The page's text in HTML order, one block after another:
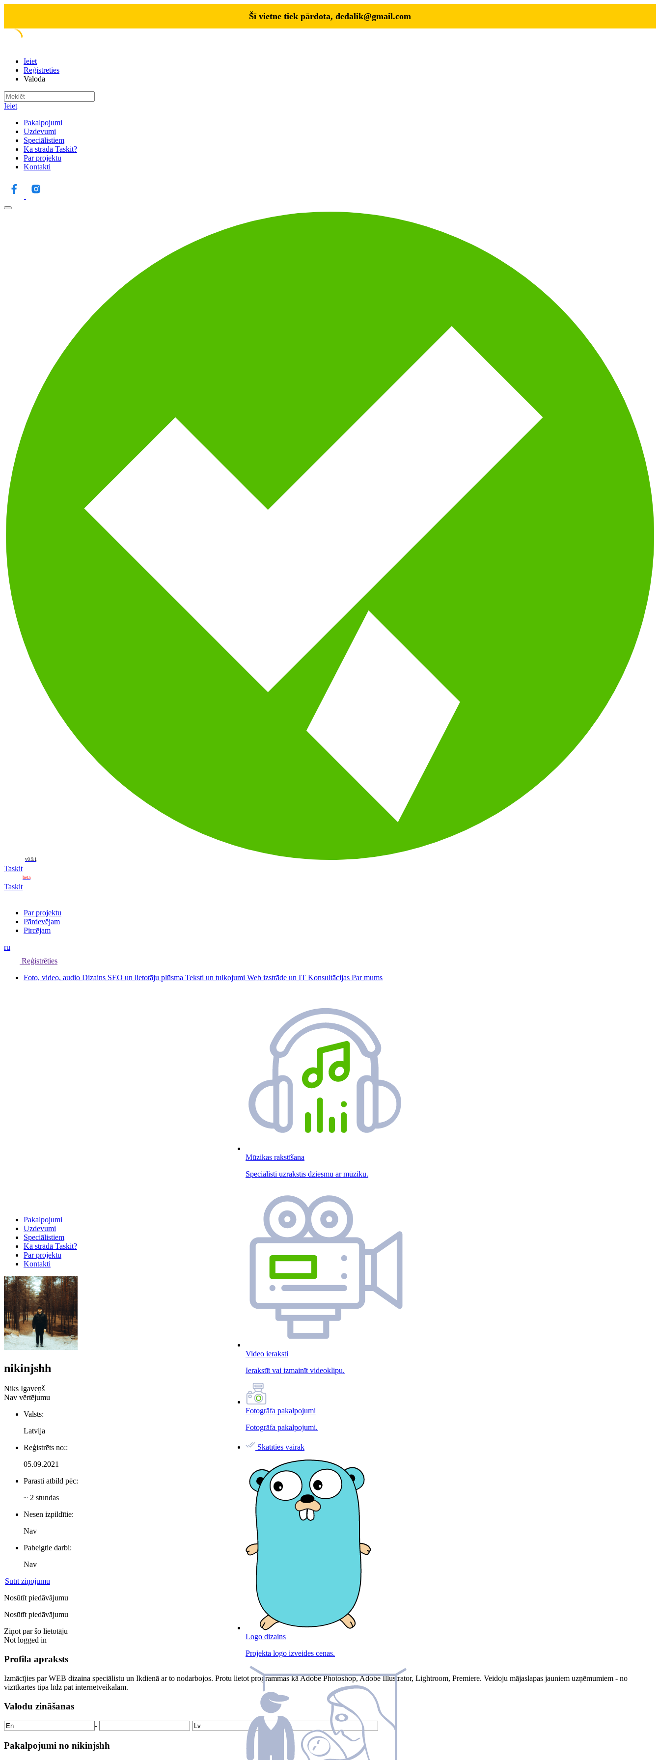
Šī vietne tiek pārdota, dedalik@gmail.com
Ieiet
Reģistrēties
Valoda
Ieiet
Pakalpojumi
Uzdevumi
Speciālistiem
Kā strādā Taskit?
Par projektu
Kontakti
Taskit
v0.9.1
Taskit
beta
Par projektu
Pārdevējam
Pircējam
ru
Reģistrēties
Foto, video, audio Dizains SEO un lietotāju plūsma Teksti un tulkojumi Web izstrāde un IT Konsultācijas Par mums
Mūzikas rakstīšana
Speciālisti uzrakstīs dziesmu ar mūziku.
Video ieraksti
Ierakstīt vai izmainīt videoklipu.
Fotogrāfa pakalpojumi
Fotogrāfa pakalpojumi.
Skatīties vairāk
Logo dizains
Projekta logo izveides cenas.
Pakalpojumi
Uzdevumi
Speciālistiem
Kā strādā Taskit?
Par projektu
Kontakti
nikinjshh
Niks Igaveņš
Nav vērtējumu
Valsts:
Latvija
Reģistrēts no::
05.09.2021
Parasti atbild pēc:
~ 2 stundas
Nesen izpildītie:
Nav
Pabeigtie darbi:
Nav
Sūtīt ziņojumu
Nosūtīt piedāvājumu
Nosūtīt piedāvājumu
Ziņot par šo lietotāju
Not logged in
Profila apraksts
Izmācījies par WEB dizaina speciālistu un Ikdienā ar to nodarbojos. Protu lietot programmas kā Adobe Photoshop, Adobe Illustrator, Lightroom, Premiere. Veidoju mājaslapas jauniem uzņēmumiem - no
vizītkartes tipa līdz pat internetveikalam.
Valodu zināšanas
-
Pakalpojumi no nikinjshh